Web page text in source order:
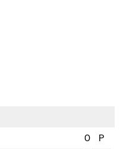
O P